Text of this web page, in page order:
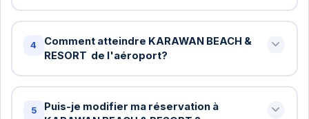
lors de la réservation.
Check-in standard: 15h / Check-out standard: 11h
chez KARAWAN BEACH & RESORT . Vous pouvez
demander un check-in anticipé ou late checkout
cela gratuitement si possible.
4
Comment atteindre KARAWAN BEACH &
RESORT de l'aéroport?
Oui! Pour les réservations de 5+ nuits à KARAWAN
BEACH & RESORT , le transfert aéroport est
5
Puis-je modifier ma réservation à